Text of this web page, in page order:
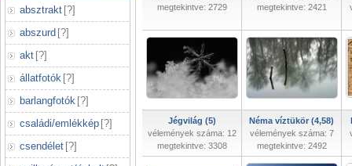
absztrakt [?]
abszurd [?]
akt [?]
állatfotók [?]
barlangfotók [?]
családi/emlékkép [?]
csendélet [?]
megtekintve: 2729
megtekintve: 2421
Jégvilág (5)
vélemények száma: 12
megtekintve: 3308
Néma víztükör (4,58)
vélemények száma: 7
megtekintve: 2492